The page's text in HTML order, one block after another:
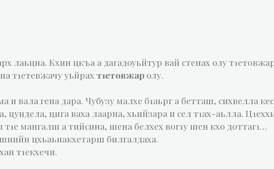
лаьцна. Кхин цкъа а дагадоуьйтур вай стенах олу
т1етевжачу уьйрах т1етовжар олу.
вала гена дара. Чубузу малхе б1аьрг а бетташ, сихвелла кес
цига ваха лаарна, хьийзара и сел т1ах-аьлла.
мангалш а тийсина, шена белхех вог1у шен кхо доттаг1…
цхьаьнакхетарш билгалдаха.
т1екхечи.